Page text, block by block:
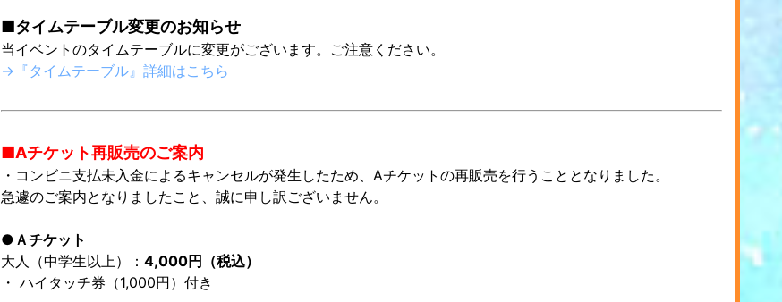
■タイムテーブル変更のお知らせ
当イベントのタイムテーブルに変更がございます。ご注意ください。
→『タイムテーブル』詳細はこちら
■Aチケット再販売のご案内
・コンビニ支払未入金によるキャンセルが発生したため、Aチケットの再販売を行うこととなりました。
急遽のご案内となりましたこと、誠に申し訳ございません。
●Ａチケット
大人（中学生以上）： 4,000円（税込）
・ ハイタッチ券（1,000円）付き